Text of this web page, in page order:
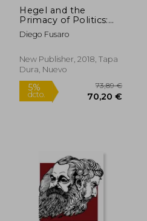
5%
dcto.
Hegel and the
Primacy of Politics:
Taming the Wild
Beast of the Market
Diego Fusaro
New Publisher, 2018, Tapa
Dura, Nuevo